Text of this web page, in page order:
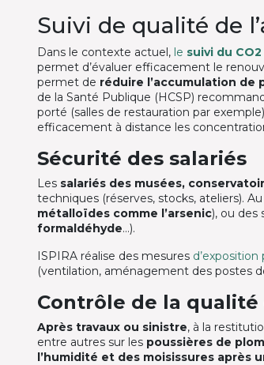
Suivi de qualité de
Dans le contexte actuel, le suivi du CO2
permet d’évaluer efficacement le
permet de réduire l’accumulation de
de la Santé Publique (HCSP)
porté (salles de restauration par
efficacement à distance les
Sécurité des salariés
Les salariés des musées,
techniques (réserves, stocks, ateliers).
métalloïdes comme l’arsenic), ou des
formaldéhyde…).
ISPIRA réalise des mesures
(ventilation, aménagement des postes
Contrôle de la qualité
Après travaux ou sinistre, à la
entre autres sur les poussières de
l’humidité et des moisissures après